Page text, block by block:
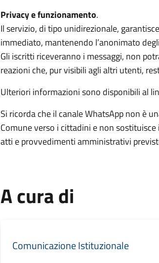
Privacy e funzionamento.
Il servizio, di tipo unidirezionale,
immediato, mantenendo l’anonimato
Gli iscritti riceveranno i messaggi, non
reazioni che, pur visibili agli altri utenti,
Ulteriori informazioni sono disponibili al
Si ricorda che il canale WhatsApp non è
Comune verso i cittadini e non
atti e provvedimenti amministrativi
A cura di
Comunicazione Istituzionale